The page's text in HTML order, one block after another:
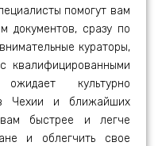
помогут вам
документов, сразу по
кураторы,
квалифицированными
культурно
в Чехии и ближайших
быстрее и легче
и облегчить свое